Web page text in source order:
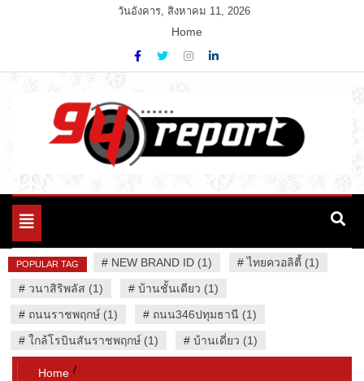
วันอังคาร, สิงหาคม 11, 2026
Home
94 Report.com
Variety News
Toggle
POPULAR TAG # NEW BRAND ID (1) #ไทยควอลิตี้ (1)
# วนาสิริพลัส (1) # บ้านชั้นเดียว (1)
# ถนนราชพฤกษ์ (1) # ถนน346ปทุมธานี (1)
# ใกล้โรบินสันราชพฤกษ์ (1) # บ้านเดี่ยว (1)
Home